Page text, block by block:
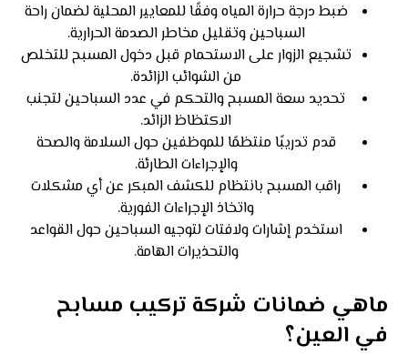
ضبط درجة حرارة المياه وفقًا للمعايير المحلية لضمان راحة
السباحين وتقليل مخاطر الصدمة الحرارية.
تشجيع الزوار على الاستحمام قبل دخول المسبح للتخلص
من الشوائب الزائدة.
تحديد سعة المسبح والتحكم في عدد السباحين لتجنب
الاكتظاظ الزائد.
قدم تدريبًا منتظمًا للموظفين حول السلامة والصحة
والإجراءات الطارئة.
راقب المسبح بانتظام للكشف المبكر عن أي مشكلات
واتخاذ الإجراءات الفورية.
استخدم إشارات ولافتات لتوجيه السباحين حول القواعد
والتحذيرات الهامة.
ماهي ضمانات شركة تركيب مسابح
في العين؟